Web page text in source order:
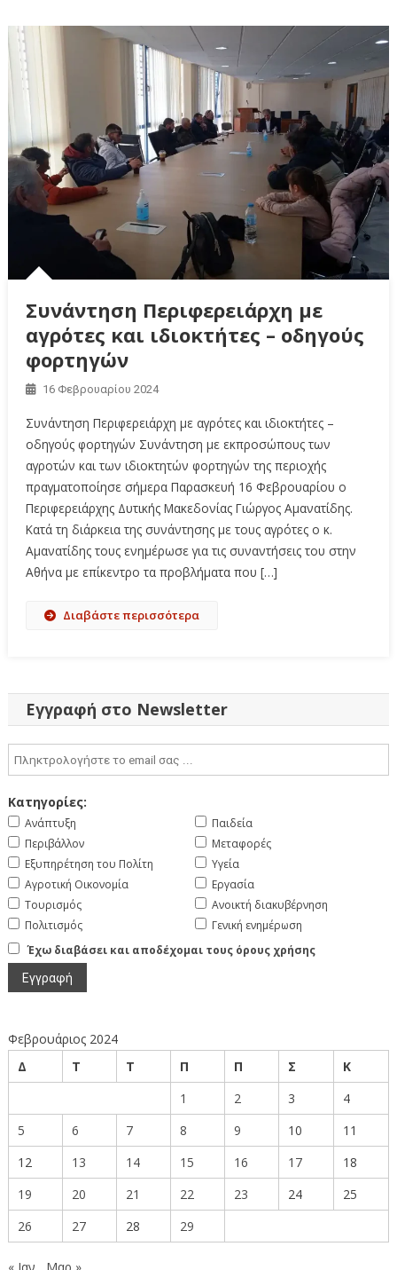
Συνάντηση Περιφερειάρχη με
αγρότες και ιδιοκτήτες – οδηγούς
φορτηγών
16 Φεβρουαρίου 2024
Συνάντηση Περιφερειάρχη με αγρότες και ιδιοκτήτες –
οδηγούς φορτηγών Συνάντηση με εκπροσώπους των
αγροτών και των ιδιοκτητών φορτηγών της περιοχής
πραγματοποίησε σήμερα Παρασκευή 16 Φεβρουαρίου ο
Περιφερειάρχης Δυτικής Μακεδονίας Γιώργος Αμανατίδης.
Κατά τη διάρκεια της συνάντησης με τους αγρότες ο κ.
Αμανατίδης τους ενημέρωσε για τις συναντήσεις του στην
Αθήνα με επίκεντρο τα προβλήματα που […]
Διαβάστε περισσότερα
Εγγραφή στο Newsletter
Κατηγορίες:
Ανάπτυξη
Περιβάλλον
Εξυπηρέτηση του Πολίτη
Αγροτική Οικονομία
Τουρισμός
Πολιτισμός
Παιδεία
Μεταφορές
Υγεία
Εργασία
Ανοικτή διακυβέρνηση
Γενική ενημέρωση
Έχω διαβάσει και αποδέχομαι τους όρους χρήσης
Φεβρουάριος 2024
Δ
Τ Τ Π Π Σ
Κ
1
2 3
4
5
6 7 8 9 10
11
12
13 14 15 16 17
18
19
20 21 22 23 24
25
26
27 28 29